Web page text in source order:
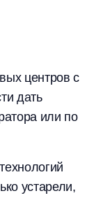
центров с
дать
или по
устарели,